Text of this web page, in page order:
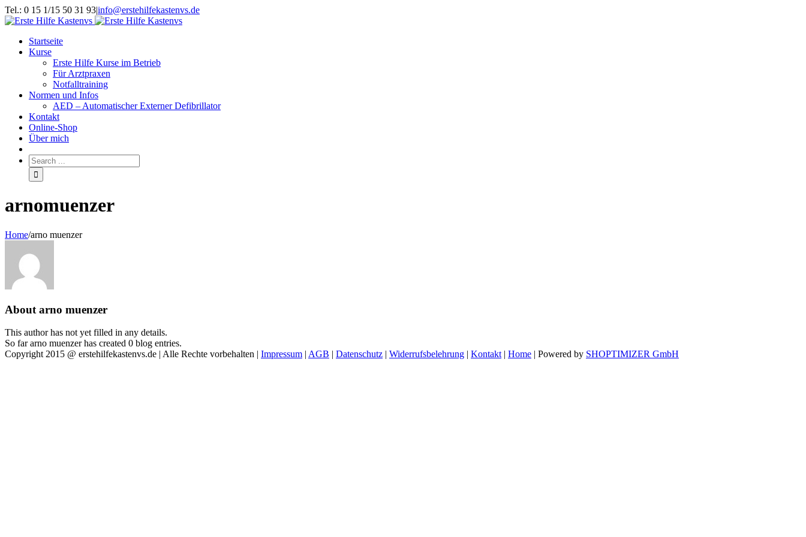
Tel.: 0 15 1/15 50 31 93|info@erstehilfekastenvs.de
Startseite
Kurse
Erste Hilfe Kurse im Betrieb
Für Arztpraxen
Notfalltraining
Normen und Infos
AED – Automatischer Externer Defibrillator
Kontakt
Online-Shop
Über mich
arnomuenzer
Home/arno muenzer
About arno muenzer
This author has not yet filled in any details.
So far arno muenzer has created 0 blog entries.
Copyright 2015 @ erstehilfekastenvs.de | Alle Rechte vorbehalten | Impressum | AGB | Datenschutz | Widerrufsbelehrung | Kontakt | Home | Powered by SHOPTIMIZER GmbH